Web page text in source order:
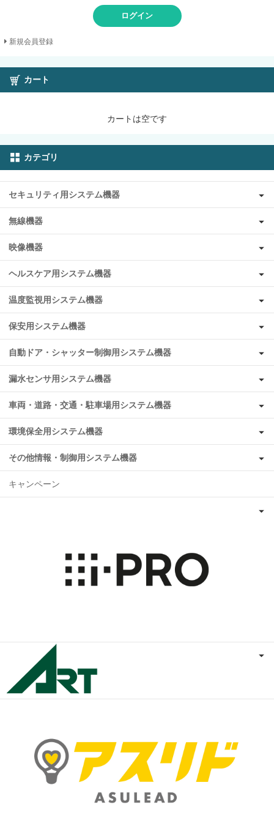
ログイン
新規会員登録
カート
カートは空です
カテゴリ
セキュリティ用システム機器
無線機器
映像機器
ヘルスケア用システム機器
温度監視用システム機器
保安用システム機器
自動ドア・シャッター制御用システム機器
漏水センサ用システム機器
車両・道路・交通・駐車場用システム機器
環境保全用システム機器
その他情報・制御用システム機器
キャンペーン